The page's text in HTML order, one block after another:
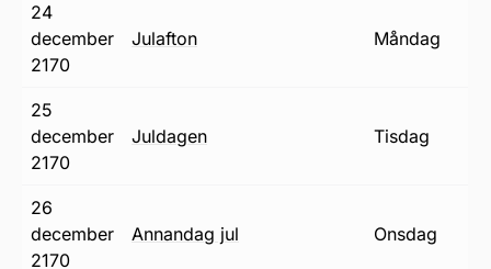
24
december
2170
julafton måndag
25
december
2170
juldagen tisdag
26
december
2170
annandag jul onsdag